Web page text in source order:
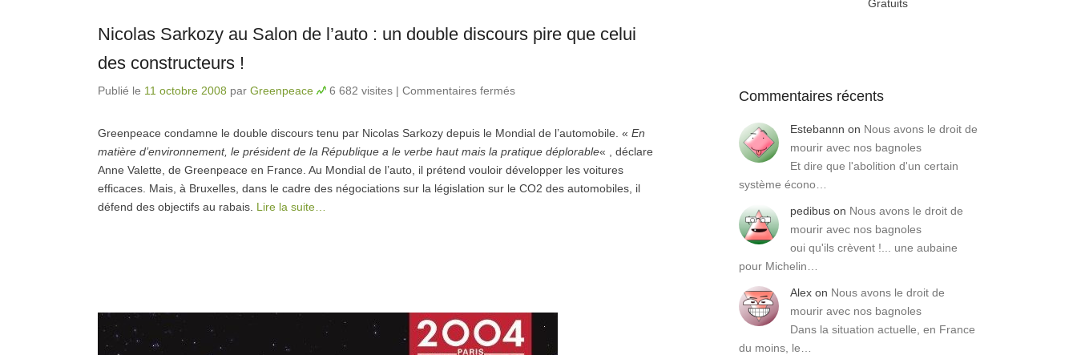
Nicolas Sarkozy au Salon de l’auto : un double discours pire que celui
des constructeurs !
Publié le 11 octobre 2008 par Greenpeace 6 682 visites | Commentaires fermés
que celui des constructeurs !
Greenpeace condamne le double discours tenu par Nicolas Sarkozy depuis le Mondial de l’automobile. « En
matière d’environnement, le président de la République a le verbe haut mais la pratique déplorable« , déclare
Anne Valette, de Greenpeace en France. Au Mondial de l’auto, il prétend vouloir développer les voitures
efficaces. Mais, à Bruxelles, dans le cadre des négociations sur la législation sur le CO2 des automobiles, il
défend des objectifs au rabais. Lire la suite…
Gratuits
Commentaires récents
Estebannn on Nous avons le droit de
mourir avec nos bagnoles
Et dire que l'abolition d'un certain
système écono…
pedibus on Nous avons le droit de
mourir avec nos bagnoles
oui qu'ils crèvent !... une aubaine
pour Michelin…
Alex on Nous avons le droit de
mourir avec nos bagnoles
Dans la situation actuelle, en France
du moins, le…